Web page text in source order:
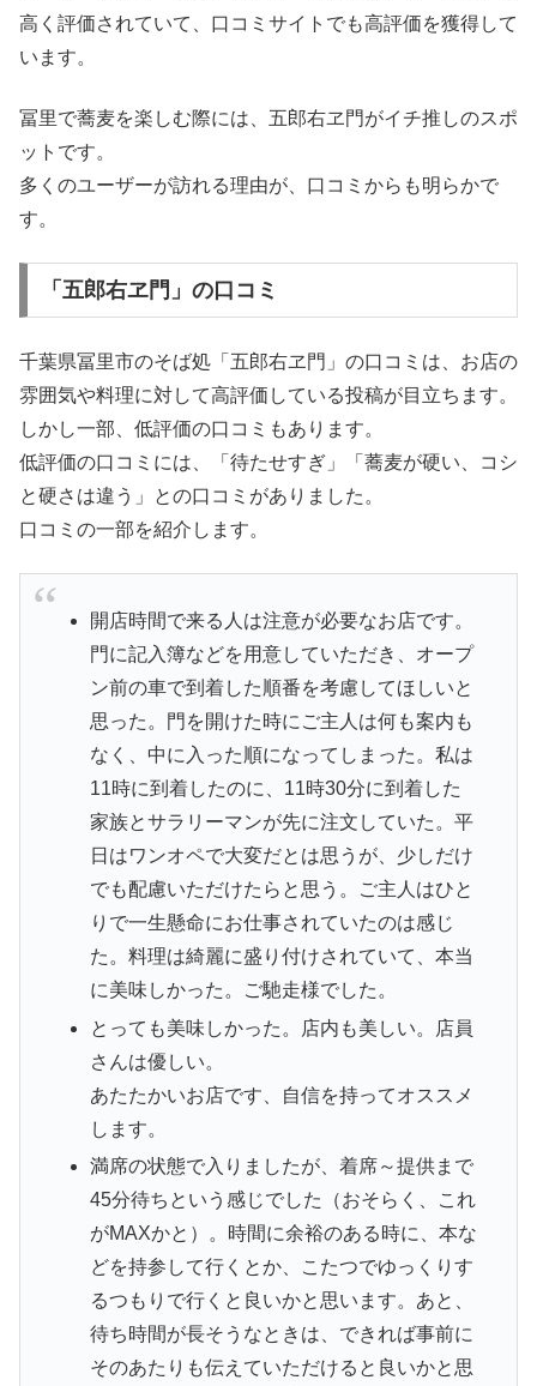
高く評価されていて、口コミサイトでも高評価を獲得して
います。
冨里で蕎麦を楽しむ際には、五郎右ヱ門がイチ推しのスポ
ットです。
多くのユーザーが訪れる理由が、口コミからも明らかで
す。
「五郎右ヱ門」の口コミ
千葉県冨里市のそば処「五郎右ヱ門」の口コミは、お店の
雰囲気や料理に対して高評価している投稿が目立ちます。
しかし一部、低評価の口コミもあります。
低評価の口コミには、「待たせすぎ」「蕎麦が硬い、コシ
と硬さは違う」との口コミがありました。
口コミの一部を紹介します。
開店時間で来る人は注意が必要なお店です。
門に記入簿などを用意していただき、オープ
ン前の車で到着した順番を考慮してほしいと
思った。門を開けた時にご主人は何も案内も
なく、中に入った順になってしまった。私は
11時に到着したのに、11時30分に到着した
家族とサラリーマンが先に注文していた。平
日はワンオペで大変だとは思うが、少しだけ
でも配慮いただけたらと思う。ご主人はひと
りで一生懸命にお仕事されていたのは感じ
た。料理は綺麗に盛り付けされていて、本当
に美味しかった。ご馳走様でした。
とっても美味しかった。店内も美しい。店員
さんは優しい。
あたたかいお店です、自信を持ってオススメ
します。
満席の状態で入りましたが、着席～提供まで
45分待ちという感じでした（おそらく、これ
がMAXかと）。時間に余裕のある時に、本な
どを持参して行くとか、こたつでゆっくりす
るつもりで行くと良いかと思います。あと、
待ち時間が長そうなときは、できれば事前に
そのあたりも伝えていただけると良いかと思